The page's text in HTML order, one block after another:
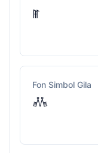
ꂵ
Fon Simbol Gila
𖢑